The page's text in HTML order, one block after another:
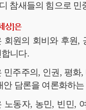
참새들의 힘으로 민
상]은
회원의 회비와 후원,
니다.
민주주의, 인권, 평
안 담론을 여론화하
노동자, 농민, 빈민,